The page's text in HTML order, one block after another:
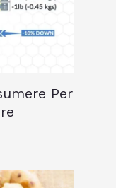
Per